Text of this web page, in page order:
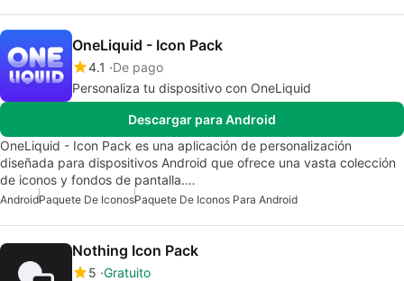
OneLiquid - Icon Pack
4.1
De pago
Personaliza tu dispositivo con OneLiquid
Descargar para Android
OneLiquid - Icon Pack es una aplicación de personalización
diseñada para dispositivos Android que ofrece una vasta colección
de iconos y fondos de pantalla.…
AndroidPaquete De IconosPaquete De Iconos Para Android
Nothing Icon Pack
5 Gratuito